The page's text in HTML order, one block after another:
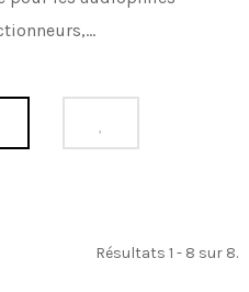
Résultats 1 - 8 sur 8.